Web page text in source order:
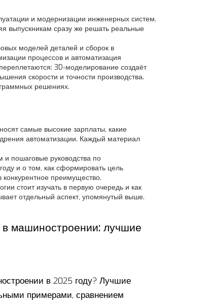
и модернизации инженерных систем.
выпускникам сразу же решать реальные
моделей деталей и сборок в
процессов и автоматизация
3D‑моделирование создаёт
скорости и точности производства.
решениях.
самые высокие зарплаты, какие
автоматизации. Каждый материал
пошаговые руководства по
и о том, как сформировать цель
преимущество.
стоит изучать в первую очередь и как
отдельный аспект, упомянутый выше.
в машиностроении: лучшие
в 2025 году? Лучшие
примерами, сравнением